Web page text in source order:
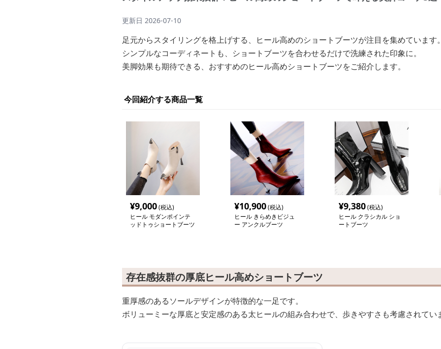
更新日 2026-07-10
足元からスタイリングを格上げする、ヒール高めのショートブーツが注目を集めています。
シンプルなコーディネートも、ショートブーツを合わせるだけで洗練された印象に。
美脚効果も期待できる、おすすめのヒール高めショートブーツをご紹介します。
今回紹介する商品一覧
¥9,000(税込)
ヒール モダンポインテ
ッドトゥショートブーツ
¥10,900(税込)
ヒール きらめきビジュ
ー アンクルブーツ
¥9,380(税込)
ヒール クラシカル ショ
ートブーツ
存在感抜群の厚底ヒール高めショートブーツ
重厚感のあるソールデザインが特徴的な一足です。
ボリューミーな厚底と安定感のある太ヒールの組み合わせで、歩きやすさも考慮されてい